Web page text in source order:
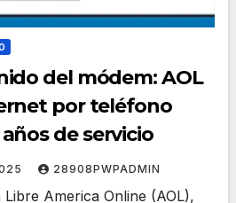
del módem: AOL
por teléfono
de servicio
28908PWPADMIN
America Online (AOL),